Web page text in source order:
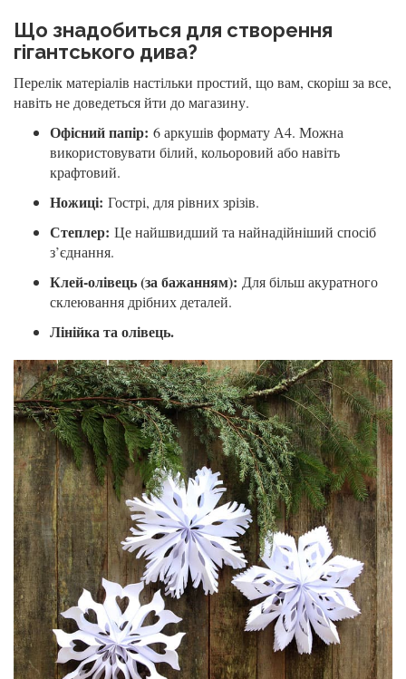
Що знадобиться для створення
гігантського дива?
Перелік матеріалів настільки простий, що вам, скоріш за все,
навіть не доведеться йти до магазину.
Офісний папір: 6 аркушів формату А4. Можна
використовувати білий, кольоровий або навіть
крафтовий.
Ножиці: Гострі, для рівних зрізів.
Степлер: Це найшвидший та найнадійніший спосіб
з’єднання.
Клей-олівець (за бажанням): Для більш акуратного
склеювання дрібних деталей.
Лінійка та олівець.